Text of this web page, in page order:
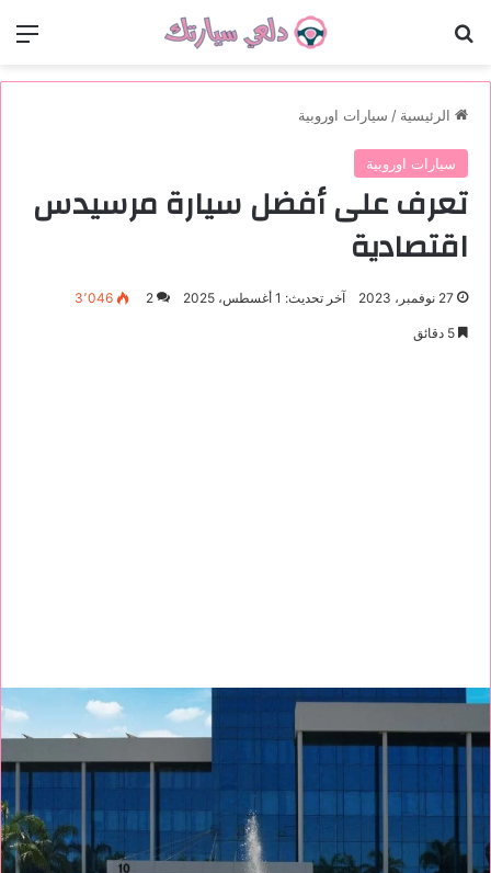
الرئيسية / سيارات اوروبية
سيارات اوروبية
تعرف على أفضل سيارة مرسيدس
اقتصادية
27 نوفمبر، 2023 آخر تحديث: 1 أغسطس، 2025 2 3٬046